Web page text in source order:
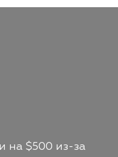
на $500 из-за